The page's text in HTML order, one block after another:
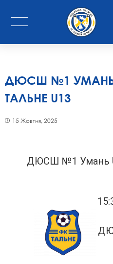
ДЮСШ №1 УМАНЬ
ТАЛЬНЕ U13
15 Жовтня, 2025
ДЮСШ №1 Умань